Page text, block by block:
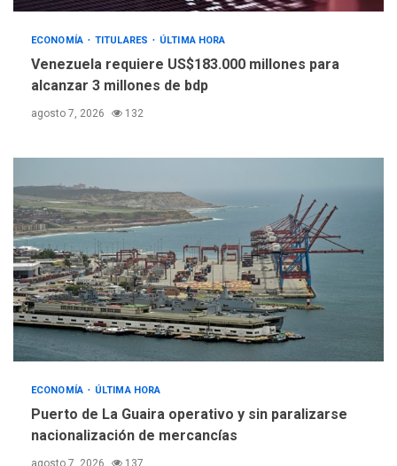
INTERNACIONALES
ÚLTIMA HORA
España impone controles
fronterizos a Italia
ECONOMÍA TITULARES ÚLTIMA HORA
Venezuela requiere US$183.000 millones para
alcanzar 3 millones de bdp
agosto 7, 2026 132
ECONOMÍA ÚLTIMA HORA
Puerto de La Guaira operativo y sin paralizarse
nacionalización de mercancías
agosto 7, 2026 137